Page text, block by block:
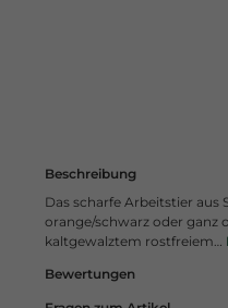
Beschreibung
Das scharfe Arbeitstier aus
orange/schwarz oder ganz
kaltgewalztem rostfreiem…
Bewertungen